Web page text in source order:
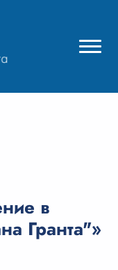
в
Гранта"»